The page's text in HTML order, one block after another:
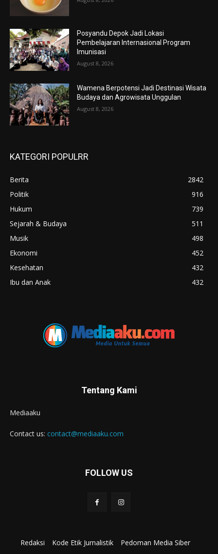
Posyandu Depok Jadi Lokasi
Pembelajaran Internasional Program
Imunisasi
August 8, 2026
Wamena Berpotensi Jadi Destinasi Wisata
Budaya dan Agrowisata Unggulan
August 8, 2026
KATEGORI POPULRR
Berita
2842
Politik
916
Hukum
739
Sejarah & Budaya
511
Musik
498
Ekonomi
452
Kesehatan
432
Ibu dan Anak
432
Tentang Kami
Mediaaku
Contact us: contact@mediaaku.com
FOLLOW US
Redaksi Kode Etik Jurnalistik
Pedoman Media Siber